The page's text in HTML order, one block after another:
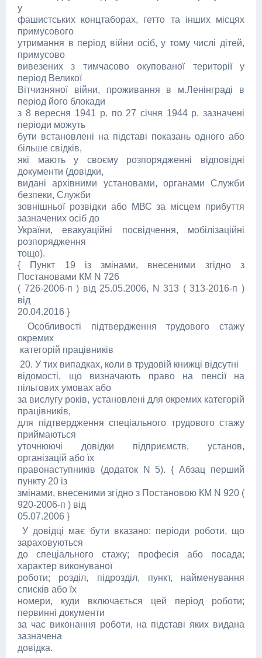
у
фашистських концтаборах, гетто та інших місцях
примусового
утримання в період війни осіб, у тому числі дітей,
примусово
вивезених з тимчасово окупованої території у
період Великої
Вітчизняної війни, проживання в м.Ленінграді в
період його блокади
з 8 вересня 1941 р. по 27 січня 1944 р. зазначені
періоди можуть
бути встановлені на підставі показань одного або
більше свідків,
які мають у своєму розпорядженні відповідні
документи (довідки,
видані архівними установами, органами Служби
безпеки, Служби
зовнішньої розвідки або МВС за місцем прибуття
зазначених осіб до
України, евакуаційні посвідчення, мобілізаційні
розпорядження
тощо).
{ Пункт 19 із змінами, внесеними згідно з
Постановами КМ N 726
( 726-2006-п ) від 25.05.2006, N 313 ( 313-2016-п )
від
20.04.2016 }
Особливості підтвердження трудового стажу
окремих
категорій працівників
20. У тих випадках, коли в трудовій книжці відсутні
відомості, що визначають право на пенсії на
пільгових умовах або
за вислугу років, установлені для окремих категорій
працівників,
для підтвердження спеціального трудового стажу
приймаються
уточнюючі довідки підприємств, установ,
організацій або їх
правонаступників (додаток N 5). { Абзац перший
пункту 20 із
змінами, внесеними згідно з Постановою КМ N 920 (
920-2006-п ) від
05.07.2006 }
У довідці має бути вказано: періоди роботи, що
зараховуються
до спеціального стажу; професія або посада;
характер виконуваної
роботи; розділ, підрозділ, пункт, найменування
списків або їх
номери, куди включається цей період роботи;
первинні документи
за час виконання роботи, на підставі яких видана
зазначена
довідка.